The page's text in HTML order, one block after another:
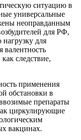
ситуацию в
универсальные
неоправданным
для РФ,
для
валентность
следствие,
применения
обстановки в
препараты
циркулирующие
вакцинах.